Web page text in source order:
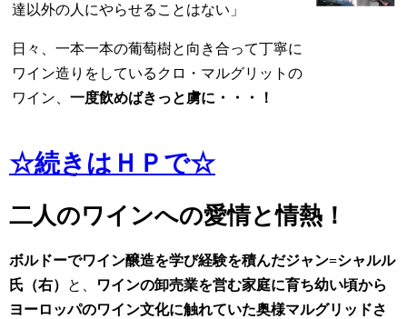
達以外の人にやらせることはない」
日々、一本一本の葡萄樹と向き合って丁寧に
ワイン造りをしているクロ・マルグリットの
ワイン、 一度飲めばきっと虜に・・・！
☆続きはＨＰで☆
二人のワインへの愛情と情熱！
ボルドーでワイン醸造を学び経験を積んだジャン=シャルル
氏（右）
と、
ワインの卸売業を営む家庭に育ち幼い頃から
ヨーロッパのワイン文化に触れていた奥様マルグリッドさ